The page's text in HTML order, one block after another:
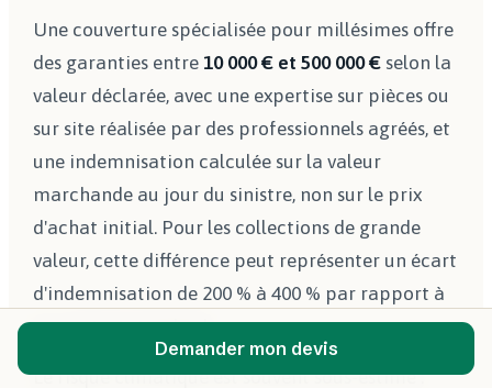
Une couverture spécialisée pour millésimes offre
des garanties entre 10 000 € et 500 000 € selon la
valeur déclarée, avec une expertise sur pièces ou
sur site réalisée par des professionnels agréés, et
une indemnisation calculée sur la valeur
marchande au jour du sinistre, non sur le prix
d'achat initial. Pour les collections de grande
valeur, cette différence peut représenter un écart
d'indemnisation de 200 % à 400 % par rapport à
un contrat standard.
Le risque climatique est souvent sous-estimé :
Demander mon devis